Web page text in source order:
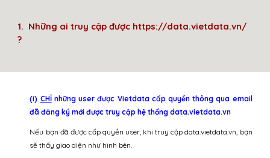
1. Những ai truy cập được https://data.vietdata.vn/
?
(i) CHỈnhững user được Vietdata cấp quyền thông qua email
đã đăng ký mới được truy cập hệ thống data.vietdata.vn
Nếu bạn đã được cấp quyền user, khi truy cập data.vietdata.vn, bạn
sẽ thấy giao diện như hình bên.